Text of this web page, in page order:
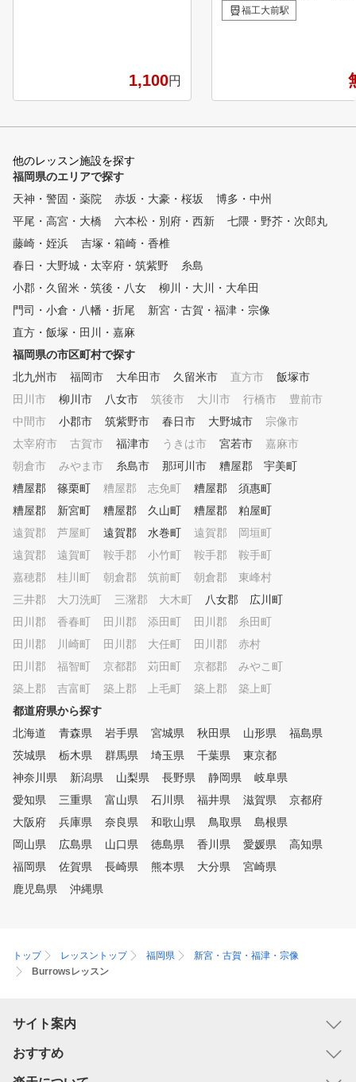
６名の少人数制(８０分８名制
もあり) ■初心者でも安心 各個
人のレベルにあわせてインスト
ラクターが個別カリキュラムを
組むので初心者でも安心！ ■コ
スレッスン、ラウンド会が受け
られます！ ■お得なお試しレッ
スン 入会は随時ＯＫ。思い立
ったその日から！すぐにお電話
から予約できます！
1,100円
はNO.1の規模のゴルフス
ルとなります。2010年か
までに3,000名以上の選手
っています。現在はジュ
ラス・親子クラス・アス
手も輩出しています。 YJGAの
会員は、ヨネックスゴル
がいつでも30％OFFで購
打など、ヨネックス施設
つでも可能。成績次第で
ですが、近年活躍してい
学校のゴルフ部など、集
経験を経てプロゴルファ
るケースが多くなってい
『挨拶・ルール・礼儀作
ライバルや憧れの存在を
闘争心、やる気の向上』
信頼関係を育む』。ヨネ
ジュニアゴルフアカデミ
、ゴルフを通じて協調性
性を養うことを重要なこ
えて、様々なプログラム
。勿論、技術指導に関し
々にあったレベルで技術
行っていきます。 当アカデミ
ーは、ジュニアゴルファ
の拡大に向けスタートさ
た。「スイミングスクー
るほどに、ゴルフを身近
ーツ、習い事にしていき
考えております。クラブ
て握る子や、親御さんの
経験が無い、という会員
割以上いますが、沢山練
大会に出場するまでに成
います。ジュニアクラブ
グループだからこそ通い
時もいつでもどこでも変
振替が可能で、通ってい
福工大前駅
他のレッスン施設を探す
福岡県のエリアで探す
天神・警固・薬院
赤坂・大豪・桜坂
博多・中州
平尾・高宮・大橋
六本松・別府・西新
七隈・野芥・次郎丸
藤崎・姪浜
吉塚・箱崎・香椎
春日・大野城・太宰府・筑紫野
糸島
小郡・久留米・筑後・八女
柳川・大川・大牟田
門司・小倉・八幡・折尾
新宮・古賀・福津・宗像
直方・飯塚・田川・嘉麻
福岡県の市区町村で探す
北九州市
福岡市 大牟田市 久留米市 直方市
飯塚市
田川市
柳川市 八女市 筑後市 大川市 行橋市
豊前市
中間市
小郡市 筑紫野市 春日市 大野城市
宗像市
太宰府市
古賀市 福津市 うきは市 宮若市
嘉麻市
朝倉市
みやま市 糸島市 那珂川市
糟屋郡 宇美町
糟屋郡 篠栗町
糟屋郡 志免町
糟屋郡 須惠町
糟屋郡 新宮町
糟屋郡 久山町
糟屋郡 粕屋町
遠賀郡 芦屋町
遠賀郡 水巻町
遠賀郡 岡垣町
遠賀郡 遠賀町
鞍手郡 小竹町
鞍手郡 鞍手町
嘉穂郡 桂川町
朝倉郡 筑前町
朝倉郡 東峰村
三井郡 大刀洗町
三潴郡 大木町
八女郡 広川町
田川郡 香春町
田川郡 添田町
田川郡 糸田町
田川郡 川崎町
田川郡 大任町
田川郡 赤村
田川郡 福智町
京都郡 苅田町
京都郡 みやこ町
築上郡 吉富町
築上郡 上毛町
築上郡 築上町
都道府県から探す
北海道
青森県 岩手県 宮城県 秋田県 山形県
福島県
茨城県
栃木県 群馬県 埼玉県 千葉県
東京都
神奈川県
新潟県 山梨県 長野県 静岡県
岐阜県
愛知県
三重県 富山県 石川県 福井県 滋賀県
京都府
大阪府
兵庫県 奈良県 和歌山県 鳥取県
島根県
岡山県
広島県 山口県 徳島県 香川県 愛媛県
高知県
福岡県
佐賀県 長崎県 熊本県 大分県
宮崎県
鹿児島県
沖縄県
トップ レッスントップ 福岡県
新宮・古賀・福津・宗像
Burrowsレッスン
サイト案内
おすすめ